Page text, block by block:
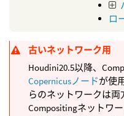
ロ
古いネットワーク用
Houdini20.5以降、
Copernicusノードが使
らのネットワークは両
Compositingネットワ